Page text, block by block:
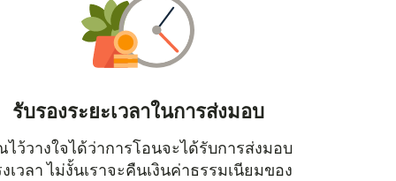
น้าต่างใหม่)
รับรองระยะเวลาในการส่งมอบ
ว้วางใจได้ว่าการโอนจะได้รับการส่งมอบ
เวลา ไม่งั้นเราจะคืนเงินค่าธรรมเนียมของ